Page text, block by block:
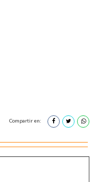
Compartir en: